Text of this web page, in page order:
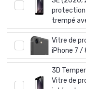
protection
trempé
Vitre de
iPhone 7 /
3D
Vitre de